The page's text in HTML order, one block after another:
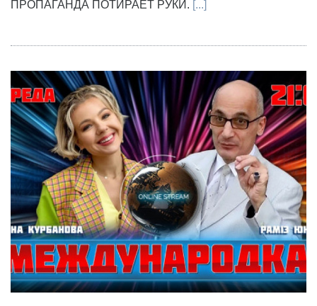
ПРОПАГАНДА ПОТИРАЕТ РУКИ. [...]